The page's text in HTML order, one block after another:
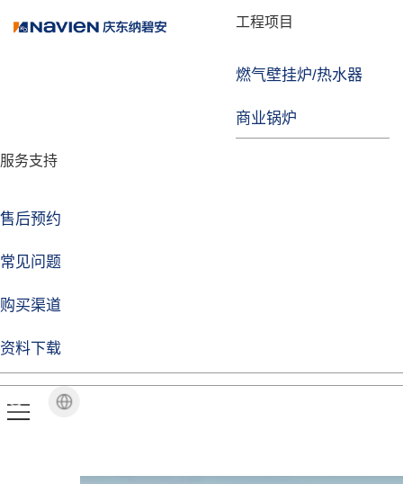
工程项目
燃气壁挂炉/热水器
商业锅炉
服务支持
售后预约
常见问题
购买渠道
资料下载
品牌故事
技术实力
企业动态
焦点注册Life
品牌视角